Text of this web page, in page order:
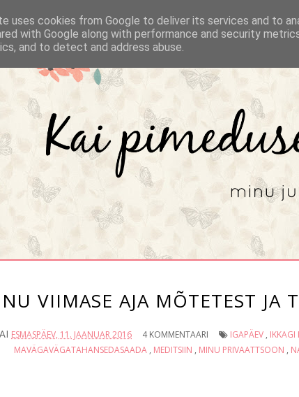
VIIMASE AJA MÕTETEST JA
ESMASPÄEV, 11. JAANUAR 2016 4 KOMMENTAARI IGAPÄEV , IKKAGI
MAVÄGAVÄGATAHANSEDASAADA , MEDITSIIN , MINU PRIVAATTSOON ,
uses cookies from Google to deliver its services and to
with Google along with performance and security
and to detect and address abuse.